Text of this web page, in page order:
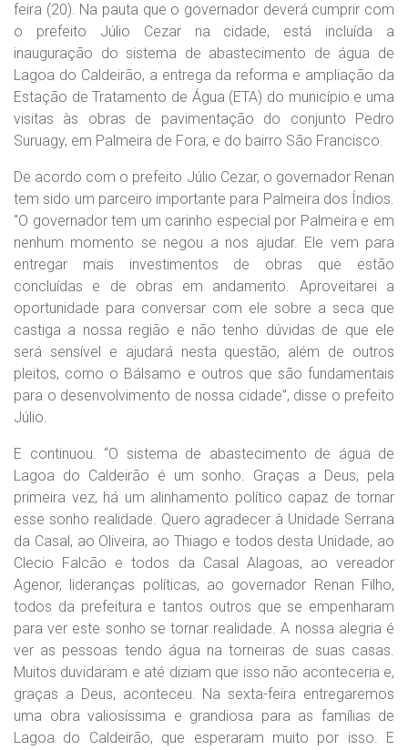
feira (20). Na pauta que o governador deverá cumprir com
o prefeito Júlio Cezar na cidade, está incluída a
inauguração do sistema de abastecimento de água de
Lagoa do Caldeirão, a entrega da reforma e ampliação da
Estação de Tratamento de Água (ETA) do município e uma
visitas às obras de pavimentação do conjunto Pedro
Suruagy, em Palmeira de Fora, e do bairro São Francisco.
De acordo com o prefeito Júlio Cezar, o governador Renan
tem sido um parceiro importante para Palmeira dos Índios.
“O governador tem um carinho especial por Palmeira e em
nenhum momento se negou a nos ajudar. Ele vem para
entregar mais investimentos de obras que estão
concluídas e de obras em andamento. Aproveitarei a
oportunidade para conversar com ele sobre a seca que
castiga a nossa região e não tenho dúvidas de que ele
será sensível e ajudará nesta questão, além de outros
pleitos, como o Bálsamo e outros que são fundamentais
para o desenvolvimento de nossa cidade”, disse o prefeito
Júlio.
E continuou. “O sistema de abastecimento de água de
Lagoa do Caldeirão é um sonho. Graças a Deus, pela
primeira vez, há um alinhamento político capaz de tornar
esse sonho realidade. Quero agradecer à Unidade Serrana
da Casal, ao Oliveira, ao Thiago e todos desta Unidade, ao
Clecio Falcão e todos da Casal Alagoas, ao vereador
Agenor, lideranças políticas, ao governador Renan Filho,
todos da prefeitura e tantos outros que se empenharam
para ver este sonho se tornar realidade. A nossa alegria é
ver as pessoas tendo água na torneiras de suas casas.
Muitos duvidaram e até diziam que isso não aconteceria e,
graças a Deus, aconteceu. Na sexta-feira entregaremos
uma obra valiosíssima e grandiosa para as famílias de
Lagoa do Caldeirão, que esperaram muito por isso. E